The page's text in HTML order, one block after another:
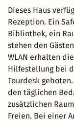
Dieses Haus
Rezeption. Ein
Bibliothek, ein
stehen den
WLAN erhalten
Hilfestellung bei
Tourdesk
den täglichen
zusätzlichen
Freien. Bei einer